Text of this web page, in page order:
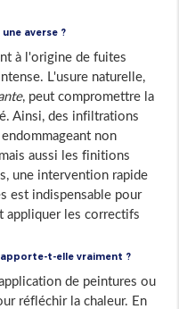
averse ?
à l'origine de fuites
L'usure naturelle,
, peut compromettre la
Ainsi, des infiltrations
non
aussi les finitions
une intervention rapide
est indispensable pour
appliquer les correctifs
t-elle vraiment ?
de peintures ou
réfléchir la chaleur. En